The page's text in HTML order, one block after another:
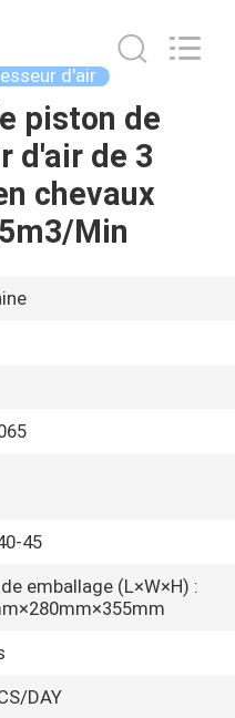
d'air
piston de
d'air de 3
chevaux
Min
45
emballage (L×W×H) :
DAY